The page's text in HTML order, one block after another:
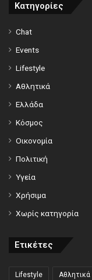
Κατηγορίες
Chat
Events
Lifestyle
Αθλητικά
Ελλάδα
Κόσμος
Οικονομία
Πολιτική
Υγεία
Χρήσιμα
Χωρίς κατηγορία
Ετικέτες
Lifestyle Αθλητικά